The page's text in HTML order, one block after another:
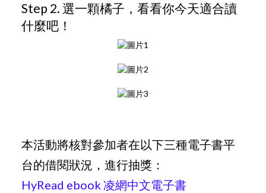
Step 2. 選一顆橘子，看看你今天適合讀
什麼吧！
本活動將核對參加者在以下三種電子書平
台的借閱狀況，進行抽獎：
HyRead ebook 凌網中文電子書